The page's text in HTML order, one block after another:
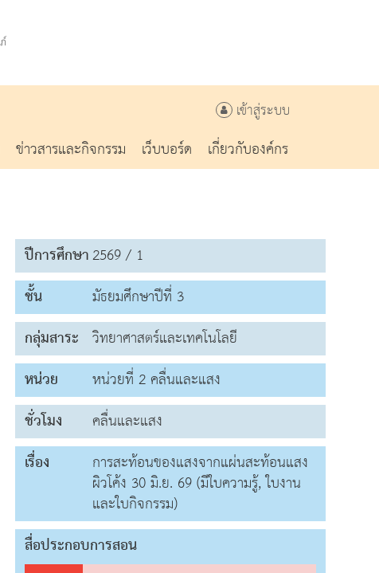
เข้าสู่ระบบ
ข่าวสารและกิจกรรม เว็บบอร์ด
เกี่ยวกับองค์กร
ปีการศึกษา2569 / 1
ชั้น
มัธยมศึกษาปีที่ 3
กลุ่มสาระ วิทยาศาสตร์และเทคโนโลยี
หน่วย
หน่วยที่ 2 คลื่นและแสง
ชั่วโมง
คลื่นและแสง
เรื่อง
การสะท้อนของแสงจากแผ่นสะท้อนแสง
ผิวโค้ง 30 มิ.ย. 69 (มีใบความรู้, ใบงาน
และใบกิจกรรม)
สื่อประกอบการสอน